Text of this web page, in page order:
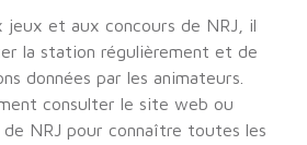
jeux et aux concours de NRJ, il
la station régulièrement et de
données par les animateurs.
consulter le site web ou
de NRJ pour connaître toutes les